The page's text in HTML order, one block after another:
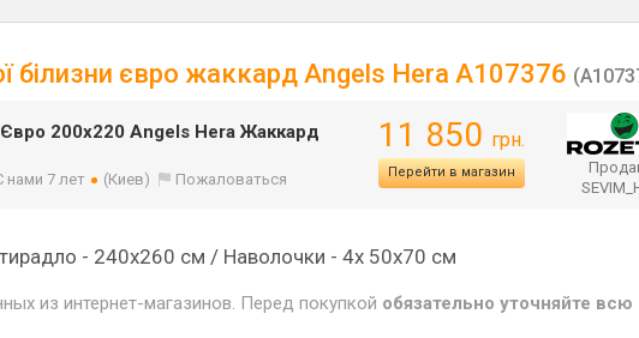
білизни євро жаккард Angels Hera A107376
Євро 200x220 Angels Hera Жаккард
нами 7 лет (Киев) Пожаловаться
11 850 грн.
Перейти в магазин
- 240х260 см / Наволочки - 4х 50х70 см
из интернет-магазинов. Перед покупкой обязательно уточняйте